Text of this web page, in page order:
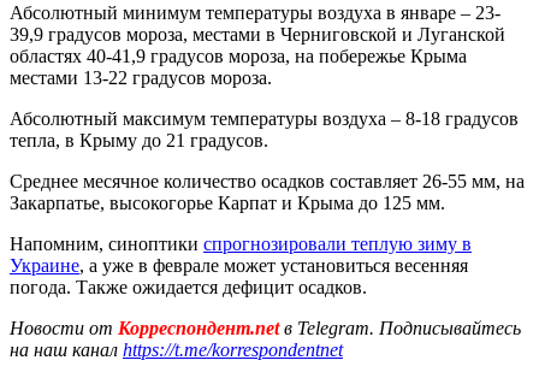
Абсолютный минимум температуры воздуха в январе – 23-
39,9 градусов мороза, местами в Черниговской и Луганской
областях 40-41,9 градусов мороза, на побережье Крыма
местами 13-22 градусов мороза.
Абсолютный максимум температуры воздуха – 8-18 градусов
тепла, в Крыму до 21 градусов.
Среднее месячное количество осадков составляет 26-55 мм, на
Закарпатье, высокогорье Карпат и Крыма до 125 мм.
Напомним, синоптики спрогнозировали теплую зиму в
Украине, а уже в феврале может установиться весенняя
погода. Также ожидается дефицит осадков.
Новости от Корреспондент.netв Telegram. Подписывайтесь
на наш канал https://t.me/korrespondentnet